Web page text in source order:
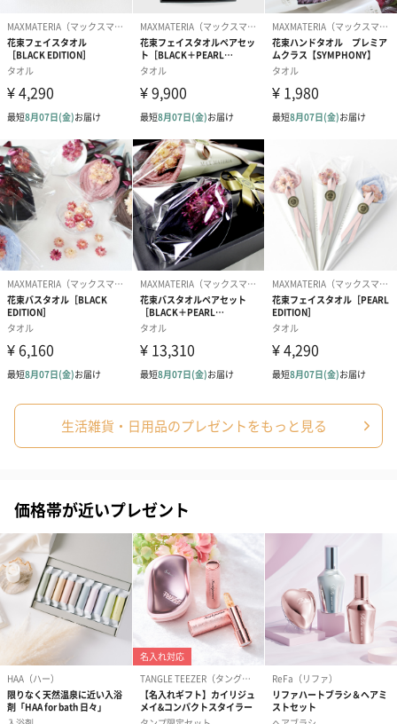
約250g
生産国
【ステンレスマグ】
BHK262-PKBE
機能
【ステンレスマグ】
真空二重構造、保温効力：71度以上(1時間)、33度以上
(6時間)、保冷効力：7度以下(1時間)、15度以下(6時間)
備考
【ステンレスマグ】
製品の特性上、サイズ・重量に個体差があります。
商品オプション情報
お届けボックスオプション
送りする際に人気のオプションです。お相手に直接手渡しする場
合は、紙袋との併用もおすすめです。
ダンボール装飾（ひま
わり）（720円）
ダンボール装飾（チュ
ーリップ）（720円）
ダンボール装
イトピンク×
ト）（580円）
紙袋
生活雑貨・日用品のプレゼントをもっと見る
価格帯が近いプレゼント